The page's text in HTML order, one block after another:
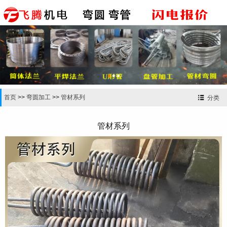


分类
首页 >> 弯圆加工 >> 管材系列
管材系列